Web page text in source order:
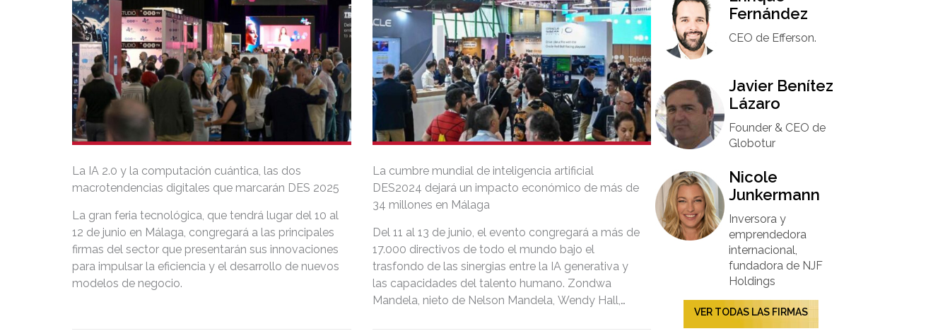
La IA 2.0 y la computación cuántica, las dos
macrotendencias digitales que marcarán DES 2025
La gran feria tecnológica, que tendrá lugar del 10 al
12 de junio en Málaga, congregará a las principales
firmas del sector que presentarán sus innovaciones
para impulsar la eficiencia y el desarrollo de nuevos
modelos de negocio.
La cumbre mundial de inteligencia artificial
DES2024 dejará un impacto económico de más de
34 millones en Málaga
Del 11 al 13 de junio, el evento congregará a más de
17.000 directivos de todo el mundo bajo el
trasfondo de las sinergias entre la IA generativa y
las capacidades del talento humano. Zondwa
Mandela, nieto de Nelson Mandela, Wendy Hall,
Fernández
CEO de Efferson.
Javier Benítez
Lázaro
Founder & CEO de
Globotur​
Nicole
Junkermann​
Inversora y
emprendedora
internacional,
fundadora de NJF
Holdings
VER TODAS LAS FIRMAS